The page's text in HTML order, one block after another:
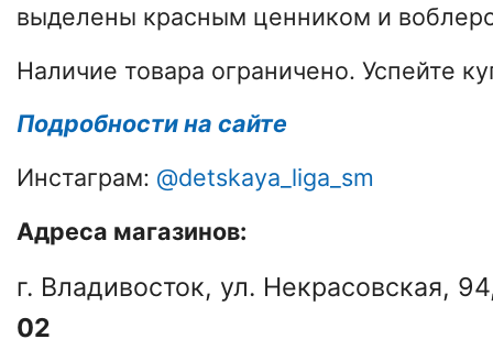
выделены красным ценником и
Наличие товара ограничено. Успейте
Подробности на сайте
Инстаграм: @detskaya_liga_sm
Адреса магазинов:
г. Владивосток, ул. Некрасовская,
02